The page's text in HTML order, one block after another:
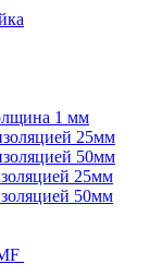
1 мм
25мм
50мм
25мм
50мм